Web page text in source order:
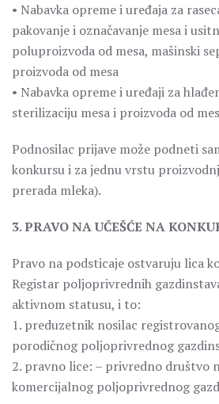
• Nabavka opreme i uređaja za
pakovanje i označavanje mesa i
poluproizvoda od mesa, mašinski
proizvoda od mesa
• Nabavka opreme i uređaji za
sterilizaciju mesa i proizvoda od
Podnosilac prijave može podneti
konkursu i za jednu vrstu
prerada mleka).
3. PRAVO NA UČEŠĆE NA
Pravo na podsticaje ostvaruju lica
Registar poljoprivrednih
aktivnom statusu, i to:
1. preduzetnik nosilac
porodičnog poljoprivrednog
2. pravno lice: – privredno društvo
komercijalnog poljoprivrednog